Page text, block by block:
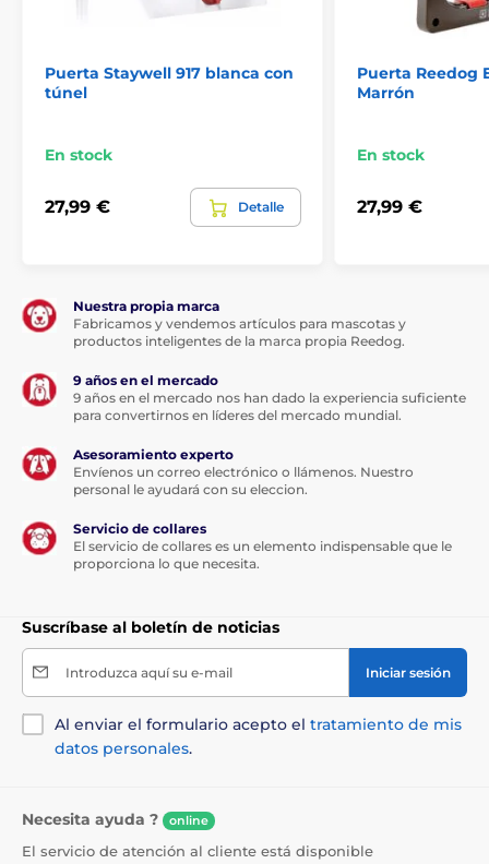
Puerta Staywell 917 blanca con
túnel
En stock
27,99 € Detalle
Puerta Reedog
Marrón
En stock
27,99 €
Nuestra propia marca
Fabricamos y vendemos artículos para mascotas y
productos inteligentes de la marca propia Reedog.
9 años en el mercado
9 años en el mercado nos han dado la experiencia suficiente
para convertirnos en líderes del mercado mundial.
Asesoramiento experto
Envíenos un correo electrónico o llámenos. Nuestro
personal le ayudará con su eleccion.
Servicio de collares
El servicio de collares es un elemento indispensable que le
proporciona lo que necesita.
Suscríbase al boletín de noticias
Introduzca aquí su e-mail Iniciar sesión
Al enviar el formulario acepto el tratamiento de mis
datos personales.
Necesita ayuda ? online
El servicio de atención al cliente está disponible